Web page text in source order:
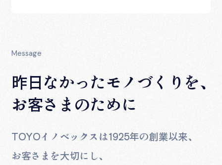
Message
昨日なかったモノづくりを、
お客さまのために
TOYOイノベックスは1925年の創業以来、
お客さまを大切にし、